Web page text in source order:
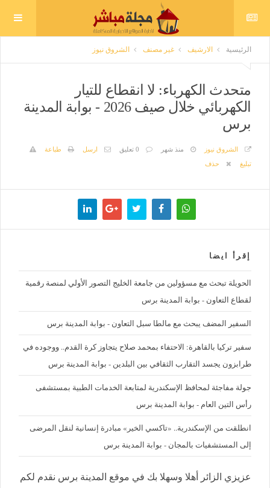
الرئيسية الارشيف غير مصنف الشروق نيوز
متحدث الكهرباء: لا انقطاع للتيار
الكهربائي خلال صيف 2026 - بوابة المدينة
برس
الشروق نيوز منذ شهر 0 تعليق ارسل
طباعة
تبليغ
حذف
إقرأ ايضا
الحويلة تبحث مع مسؤولين من جامعة الخليج التصور الأولي لمنصة رقمية
لقطاع التعاون - بوابة المدينة برس
السفير المضف يبحث مع مالطا سبل التعاون - بوابة المدينة برس
سفير تركيا بالقاهرة: الاحتفاء بمحمد صلاح يتجاوز كرة القدم.. ووجوده في
طرابزون يجسد التقارب الثقافي بين البلدين - بوابة المدينة برس
جولة مفاجئة لمحافظ الإسكندرية لمتابعة الخدمات الطبية بمستشفى
رأس التين العام - بوابة المدينة برس
انطلقت من الإسكندرية.. «تاكسي الخير» مبادرة إنسانية لنقل المرضى
إلى المستشفيات بالمجان - بوابة المدينة برس
عزيزي الزائر أهلا وسهلا بك في موقع المدينة برس نقدم لكم